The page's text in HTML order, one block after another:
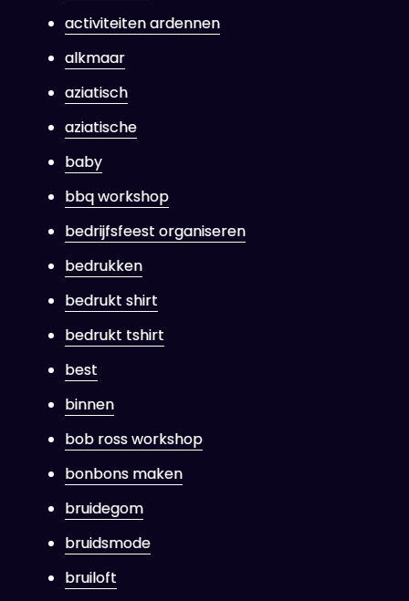
activiteiten ardennen
alkmaar
aziatisch
aziatische
baby
bbq workshop
bedrijfsfeest organiseren
bedrukken
bedrukt shirt
bedrukt tshirt
best
binnen
bob ross workshop
bonbons maken
bruidegom
bruidsmode
bruiloft